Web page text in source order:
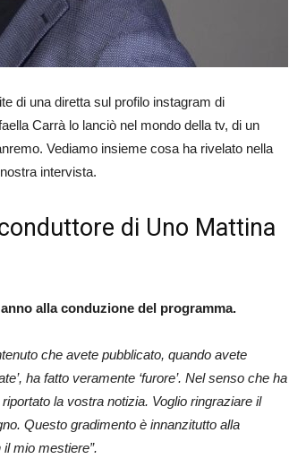
di una diretta sul profilo instagram di
Carrà lo lanciò nel mondo della tv, di un
Vediamo insieme cosa ha rivelato nella
intervista.
di Uno Mattina
alla conduzione del programma.
che avete pubblicato, quando avete
ha fatto veramente ‘furore’. Nel senso che ha
la vostra notizia. Voglio ringraziare il
Questo gradimento è innanzitutto alla
mio mestiere”.